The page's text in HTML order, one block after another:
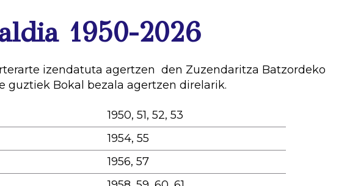
1950-2026
izendatuta agertzen den Zuzendaritza Batzordeko
guztiek Bokal bezala agertzen direlarik.
1950, 51, 52, 53
1954, 55
1956, 57